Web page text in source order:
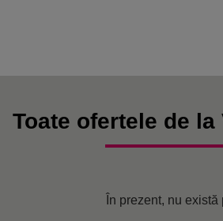
Toate ofertele de la
În prezent, nu există